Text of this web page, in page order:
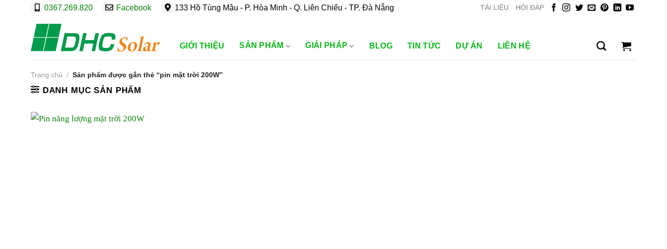
0367.269.820 Facebook 133 Hồ Tùng Mậu - P. Hòa Minh - Q. Liên Chiểu - TP. Đà Nẵng TÀI LIỆU HỎI ĐÁP
GIỚI THIỆU SẢN PHẨM GIẢI PHÁP BLOG TIN TỨC DỰ ÁN LIÊN HỆ
Trang chủ / Sản phẩm được gắn thẻ “pin mặt trời 200W”
DANH MỤC SẢN PHẨM